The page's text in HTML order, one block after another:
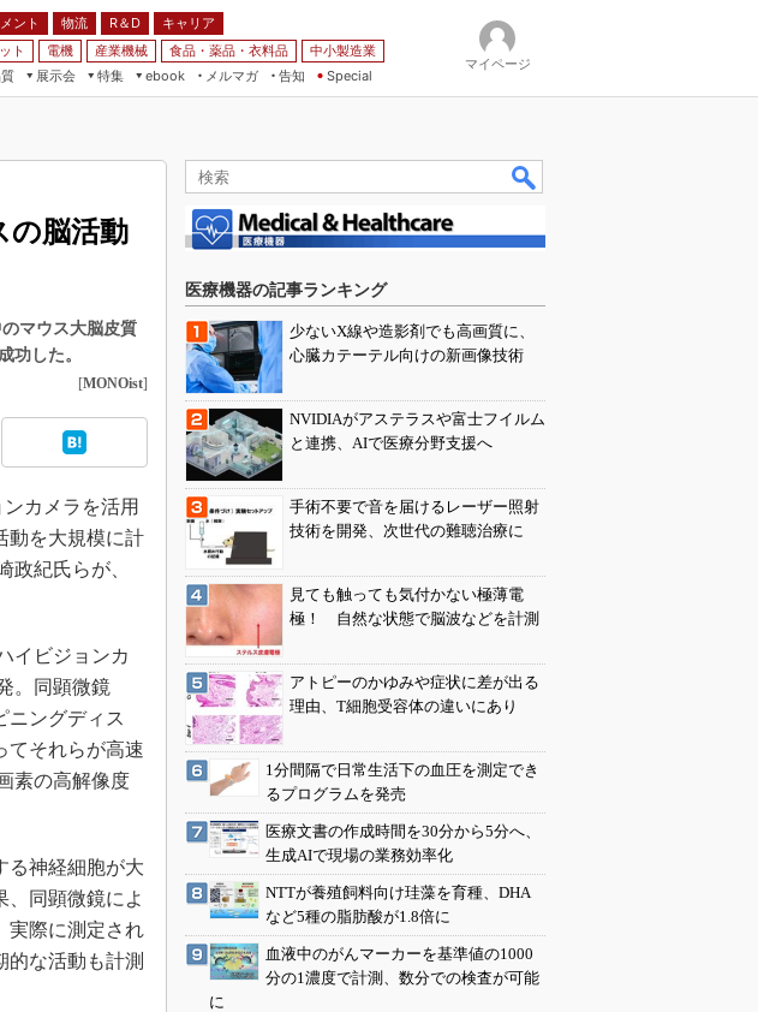
ント 物流 R＆D
キャリア
ト 電機 産業機械 食品・薬品・衣料品
中小製造業
展示会
特集
ebook
メルマガ
告知 Special
マイページ
の脳活動
マウス大脳皮質
功した。
[MONOist]
カメラを活用
動を大規模に計
政紀氏らが、
イビジョンカ
。同顕微鏡
ニングディス
てそれらが高速
素の高解像度
る神経細胞が大
、同顕微鏡によ
実際に測定され
的な活動も計測
医療機器の記事ランキング
少ないX線や造影剤でも高画質に、
心臓カテーテル向けの新画像技術
NVIDIAがアステラスや富士フイルム
と連携、AIで医療分野支援へ
手術不要で音を届けるレーザー照射
技術を開発、次世代の難聴治療に
見ても触っても気付かない極薄電
極！ 自然な状態で脳波などを計測
アトピーのかゆみや症状に差が出る
理由、T細胞受容体の違いにあり
1分間隔で日常生活下の血圧を測定でき
るプログラムを発売
医療文書の作成時間を30分から5分へ、
生成AIで現場の業務効率化
NTTが養殖飼料向け珪藻を育種、DHA
など5種の脂肪酸が1.8倍に
血液中のがんマーカーを基準値の1000
分の1濃度で計測、数分での検査が可能
に